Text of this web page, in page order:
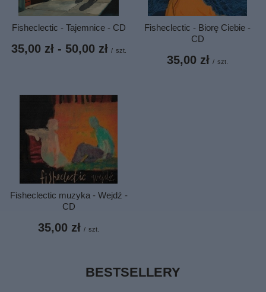
Fisheclectic - Tajemnice - CD
od
35,00 zł- do
50,00 zł / szt.
Fisheclectic - Biorę Ciebie -
CD
35,00 zł / szt.
Fisheclectic muzyka - Wejdź -
CD
35,00 zł / szt.
BESTSELLERY